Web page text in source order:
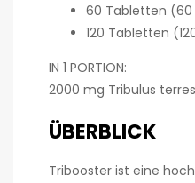
60 Tabletten (60
120 Tabletten
IN 1 PORTION:
2000 mg Tribulus
ÜBERBLICK
Tribooster ist eine